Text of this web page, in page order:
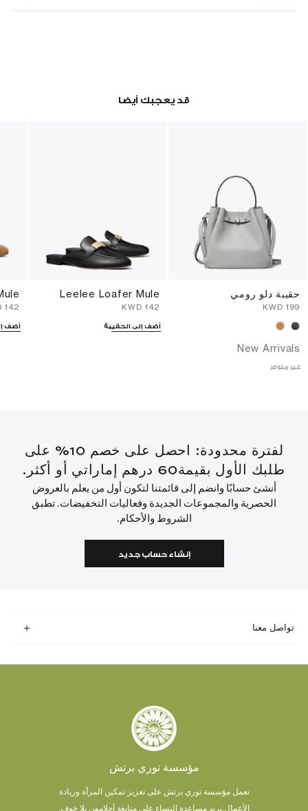
قد يعجبك أيضا
حقيبة دلو رومي
New Arrivals
غير متوفر
Leelee Loafer Mule
أضف إلى الحقيبة أضف
لفترة محدودة: احصل على خصم 10% على
طلبك الأول بقيمة60 درهم إماراتي أو أكثر.
أنشئ حسابًا وانضم إلى قائمتنا لتكون أول من يعلم بالعروض
الحصرية والمجموعات الجديدة وفعاليات التخفيضات. تطبق
الشروط والأحكام.
إنشاء حساب جديد
تواصل معنا
مؤسسة توري برتش
تعمل مؤسسة توري برتش على تعزيز تمكين المرأة وريادة
الأعمال. نريد مساعدة النساء على متابعة أحلامهن بلا خوف.